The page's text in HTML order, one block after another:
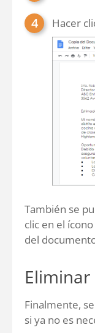
Hacer
También se
clic en el
del
Finalmente,
si ya no es